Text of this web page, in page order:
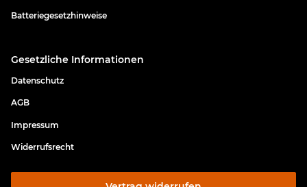
Batteriegesetzhinweise
Gesetzliche Informationen
Datenschutz
AGB
Impressum
Widerrufsrecht